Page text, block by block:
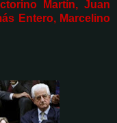
Martín, Juan
Entero, Marcelino